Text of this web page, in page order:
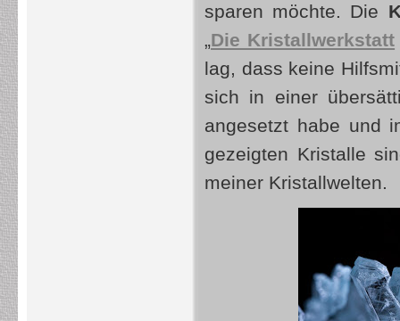
sparen möchte. Die
„Die Kristallwerkstatt
lag, dass keine
sich in einer
angesetzt habe und
gezeigten Kristalle
meiner Kristallwelten.